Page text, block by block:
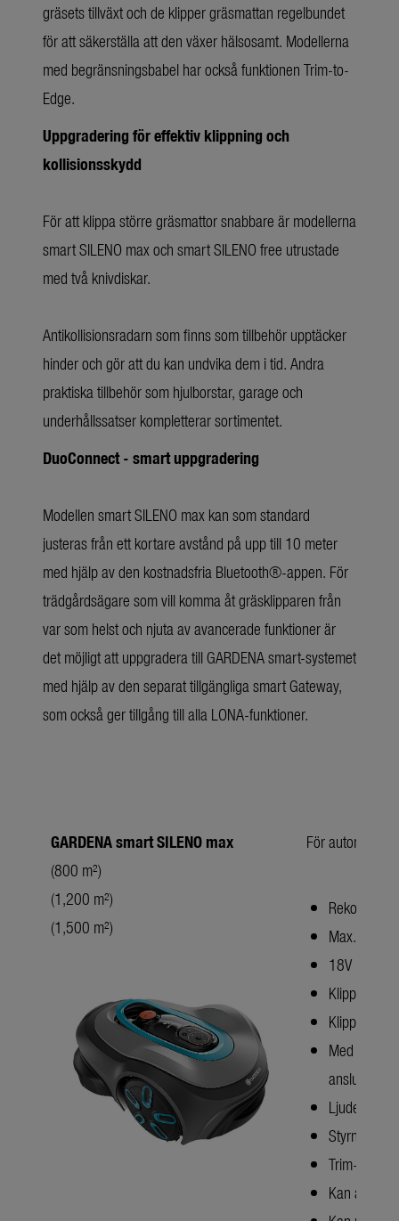
gräsets tillväxt och de klipper gräsmattan regelbundet
för att säkerställa att den växer hälsosamt. Modellerna
med begränsningsbabel har också funktionen Trim-to-
Edge.
Uppgradering för effektiv klippning och
kollisionsskydd
För att klippa större gräsmattor snabbare är modellerna
smart SILENO max och smart SILENO free utrustade
med två knivdiskar.
Antikollisionsradarn som finns som tillbehör upptäcker
hinder och gör att du kan undvika dem i tid. Andra
praktiska tillbehör som hjulborstar, garage och
underhållssatser kompletterar sortimentet.
DuoConnect - smart uppgradering
Modellen smart SILENO max kan som standard
justeras från ett kortare avstånd på upp till 10 meter
med hjälp av den kostnadsfria Bluetooth®-appen. För
trädgårdsägare som vill komma åt gräsklipparen från
var som helst och njuta av avancerade funktioner är
det möjligt att uppgradera till GARDENA smart-systemet
med hjälp av den separat tillgängliga smart Gateway,
som också ger tillgång till alla LONA-funktioner.
GARDENA smart SILENO max
(800 m²)
(1,200 m²)
(1,500 m²)
För automatisk
Max.
18V
Klipphöjd:
Med
Styrning
Trim-to-
Kan